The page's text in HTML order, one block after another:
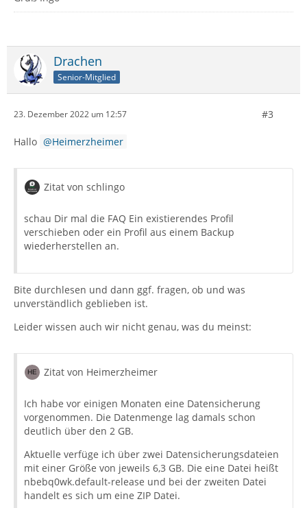
Drachen
Senior-Mitglied
23. Dezember 2022 um 12:57 #3
Hallo Heimerzheimer
Zitat von schlingo
schau Dir mal die FAQ Ein existierendes Profil
verschieben oder ein Profil aus einem Backup
wiederherstellen an.
Bite durchlesen und dann ggf. fragen, ob und was
unverständlich geblieben ist.
Leider wissen auch wir nicht genau, was du meinst:
Zitat von Heimerzheimer
Ich habe vor einigen Monaten eine Datensicherung
vorgenommen. Die Datenmenge lag damals schon
deutlich über den 2 GB.
Aktuelle verfüge ich über zwei Datensicherungsdateien
mit einer Größe von jeweils 6,3 GB. Die eine Datei heißt
nbebq0wk.default-release und bei der zweiten Datei
handelt es sich um eine ZIP Datei.